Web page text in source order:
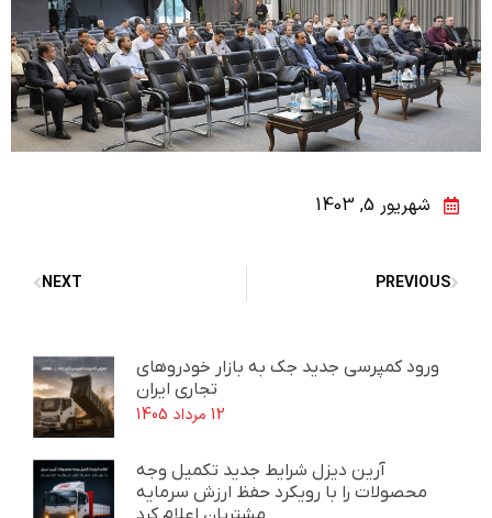
شهریور 5, 1403
PREVIOUS
NEXT
ورود کمپرسی جدید جک به بازار خودروهای
تجاری ایران
12 مرداد 1405
آرین دیزل شرایط جدید تکمیل وجه
محصولات را با رویکرد حفظ ارزش سرمایه